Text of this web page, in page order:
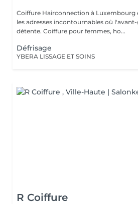
Coiffure Hairconnection à Luxembourg
les adresses incontournables où
détente. Coiffure pour femmes, ho...
Défrisage
YBERA LISSAGE ET SOINS
R Coiffure